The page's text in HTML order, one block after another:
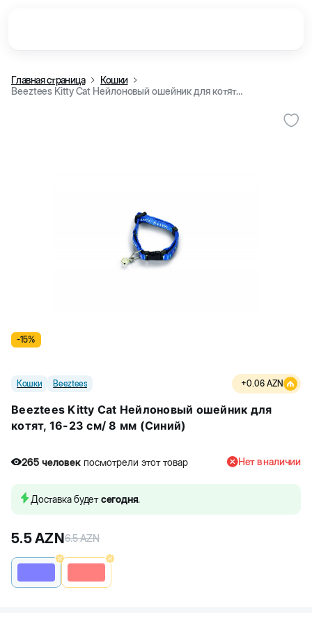
Главная страница
Кошки
Beeztees Kitty Cat Нейлоновый ошейник для котят, 16-23 см/ 8 мм (Синий)
-15%
Кошки Beeztees +0.06 AZN
Beeztees Kitty Cat Нейлоновый ошейник для
котят, 16-23 см/ 8 мм (Синий)
265 человек посмотрели этот товар
265 человек посмотрели этот товар
Нет в наличии
Доставка будетсегодня.
5.5AZN6.5AZN